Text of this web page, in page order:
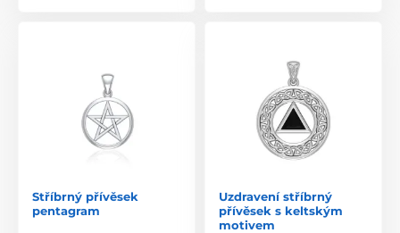
Stříbrný přívěsek
pentagram
Uzdravení stříbrný
přívěsek s keltským
motivem